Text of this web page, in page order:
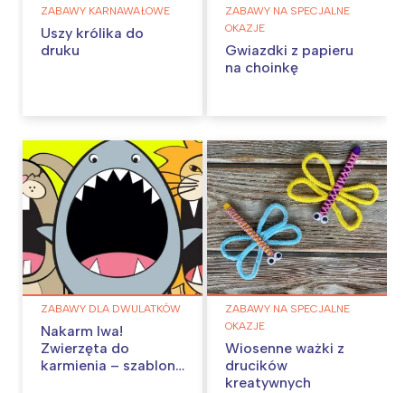
ZABAWY KARNAWAŁOWE
Uszy królika do
druku
ZABAWY NA SPECJALNE
OKAZJE
Gwiazdki z papieru
na choinkę
ZABAWY DLA DWULATKÓW
Nakarm lwa!
Zwierzęta do
karmienia – szablony
ZABAWY NA SPECJALNE
OKAZJE
Wiosenne ważki z
drucików
kreatywnych